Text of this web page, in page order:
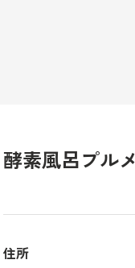
酵素風呂プル
住所